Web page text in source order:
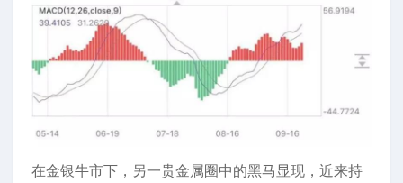
在金银牛市下，另一贵金属圈中的黑马显现，近来持